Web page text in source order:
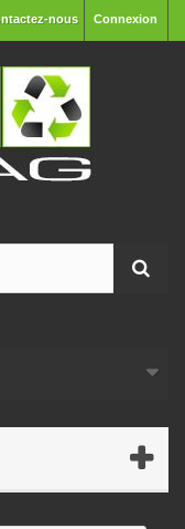
Connexion
nous